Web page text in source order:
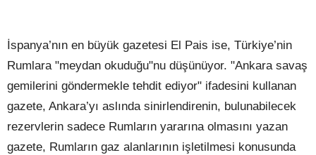
İspanya’nın en büyük gazetesi El Pais ise, Türkiye’nin
Rumlara "meydan okuduğu"nu düşünüyor. "Ankara savaş
gemilerini göndermekle tehdit ediyor" ifadesini kullanan
gazete, Ankara’yı aslında sinirlendirenin, bulunabilecek
rezervlerin sadece Rumların yararına olmasını yazan
gazete, Rumların gaz alanlarının işletilmesi konusunda